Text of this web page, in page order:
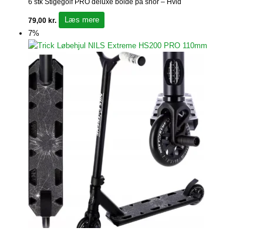
6 stk Stigegolf PRO deluxe bolde på snor – Hvid
79,00 kr.
Læs mere
7%